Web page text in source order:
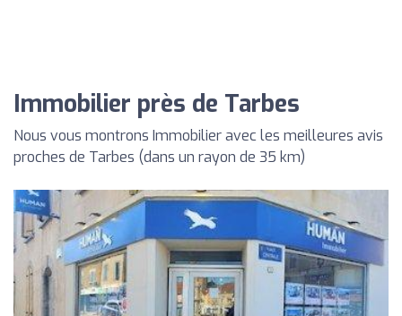
Immobilier près de Tarbes
Nous vous montrons Immobilier avec les meilleures avis
proches de Tarbes (dans un rayon de 35 km)